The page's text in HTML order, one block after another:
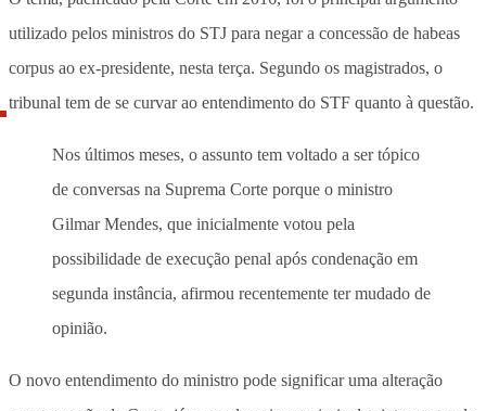
utilizado pelos ministros do STJ para negar a concessão de habeas
corpus ao ex-presidente, nesta terça. Segundo os magistrados, o
tribunal tem de se curvar ao entendimento do STF quanto à questão.
Nos últimos meses, o assunto tem voltado a ser tópico
de conversas na Suprema Corte porque o ministro
Gilmar Mendes, que inicialmente votou pela
possibilidade de execução penal após condenação em
segunda instância, afirmou recentemente ter mudado de
opinião.
O novo entendimento do ministro pode significar uma alteração